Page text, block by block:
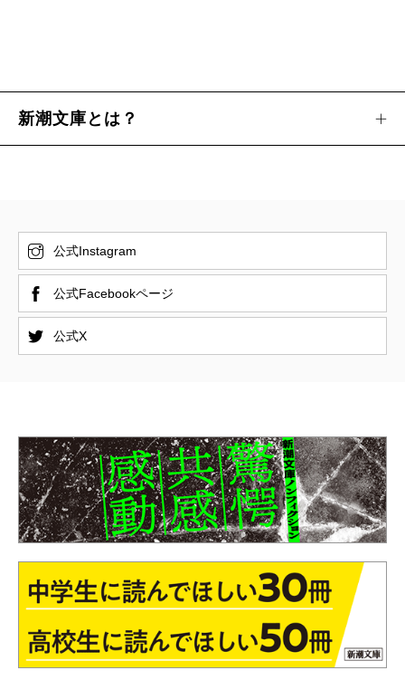
新潮文庫とは？
公式Instagram
公式Facebookページ
公式X